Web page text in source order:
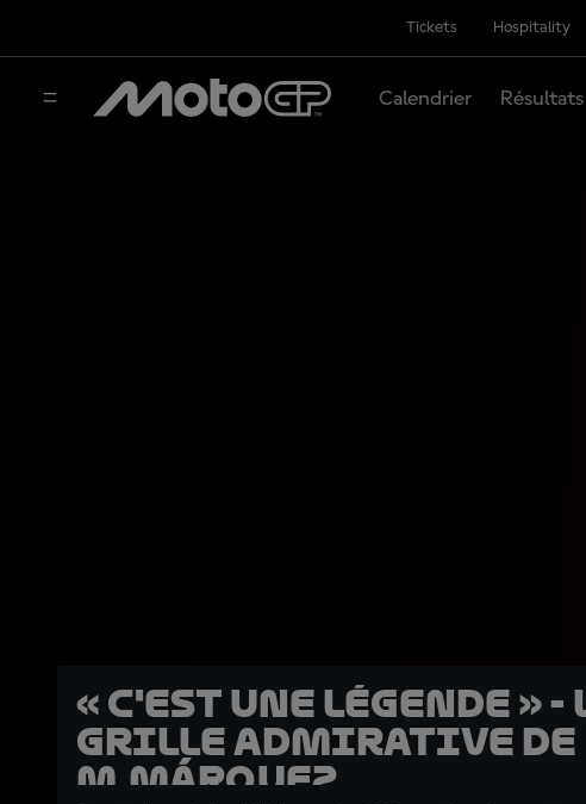
Tickets Hospitality
Calendrier Résultats
« C'est une légende » -
grille admirative de
M.Márquez